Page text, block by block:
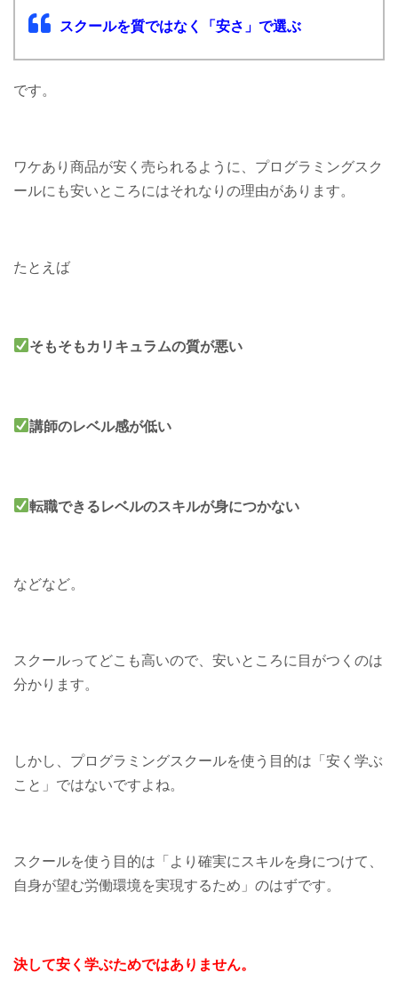
スクールを質ではなく「安さ」で選ぶ
です。
ワケあり商品が安く売られるように、プログラミングスク
ールにも安いところにはそれなりの理由があります。
たとえば
そもそもカリキュラムの質が悪い
講師のレベル感が低い
転職できるレベルのスキルが身につかない
などなど。
スクールってどこも高いので、安いところに目がつくのは
分かります。
しかし、プログラミングスクールを使う目的は「安く学ぶ
こと」ではないですよね。
スクールを使う目的は「より確実にスキルを身につけて、
自身が望む労働環境を実現するため」のはずです。
決して安く学ぶためではありません。